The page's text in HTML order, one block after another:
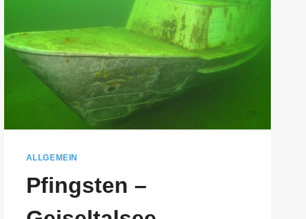
ALLGEMEIN
Pfingsten –